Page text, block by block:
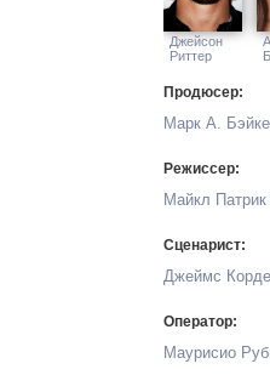
Джейсон
Риттер
Продюсер:
Марк А.
Режиссер:
Майкл
Сценарист:
Джеймс
Оператор:
Маурисио